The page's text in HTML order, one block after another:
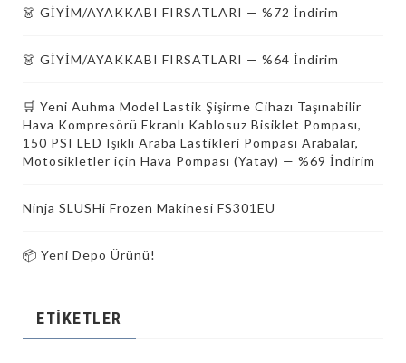
👗 GİYİM/AYAKKABI FIRSATLARI — %72 İndirim
👗 GİYİM/AYAKKABI FIRSATLARI — %64 İndirim
🛒 Yeni Auhma Model Lastik Şişirme Cihazı Taşınabilir
Hava Kompresörü Ekranlı Kablosuz Bisiklet Pompası,
150 PSI LED Işıklı Araba Lastikleri Pompası Arabalar,
Motosikletler için Hava Pompası (Yatay) — %69 İndirim
Ninja SLUSHi Frozen Makinesi FS301EU
📦 Yeni Depo Ürünü!
ETIKETLER